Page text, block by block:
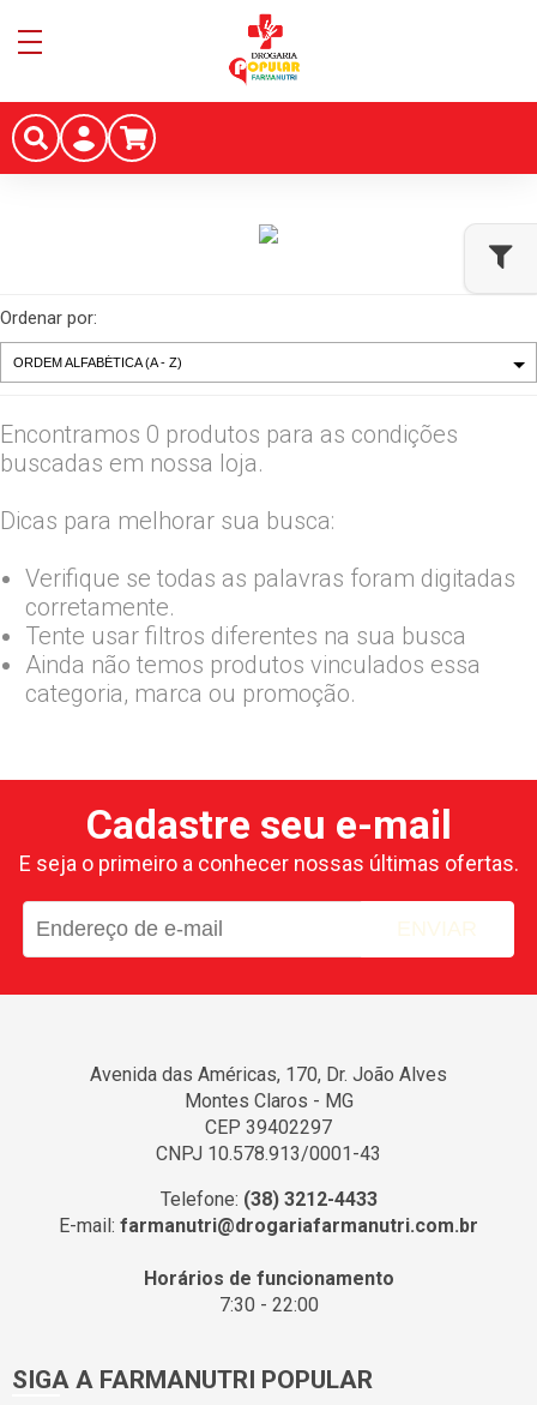
Ordenar por:
Encontramos 0 produtos para as condições
buscadas em nossa loja.
Dicas para melhorar sua busca:
Verifique se todas as palavras foram digitadas
corretamente.
Tente usar filtros diferentes na sua busca
Ainda não temos produtos vinculados essa
categoria, marca ou promoção.
Cadastre seu e-mail
E seja o primeiro a conhecer nossas últimas ofertas.
ENVIAR
Avenida das Américas, 170, Dr. João Alves
Montes Claros - MG
CEP 39402297
CNPJ 10.578.913/0001-43
Telefone: (38) 3212-4433
E-mail: farmanutri@drogariafarmanutri.com.br
Horários de funcionamento
7:30 - 22:00
SIGA A FARMANUTRI POPULAR